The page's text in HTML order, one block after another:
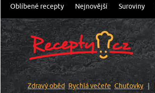
Oblíbené recepty Nejnovější Suroviny
Zdravý oběd Rychlá večeře Chuťovky